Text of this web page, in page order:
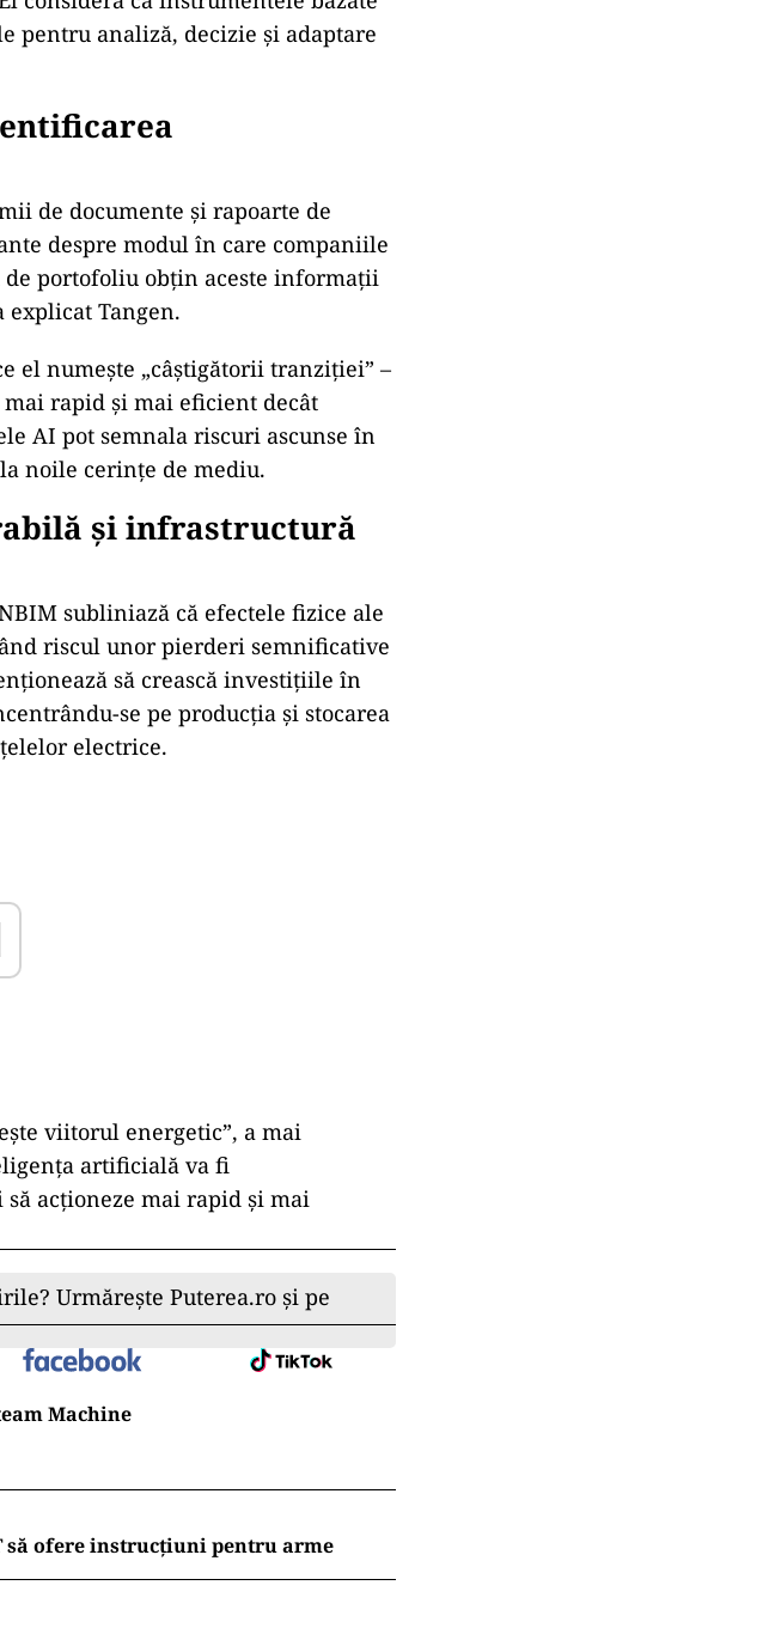
pentru entuziasmul său față
AIîn activitatea zilnic ă.
oamenii să folosească AI”,
sale:„Angajații care nu
consideră că instrumentele bazate
pentru analiză, decizie și adaptare
de documente și rapoarte de
despre modulîn care companiile
de portofoliu obțin aceste informații
explicat Tangen.
ându-se pe producția și stocarea
electrice.
viitorul energetic”, a mai
artificială va fi
acționeze mai rapid și mai